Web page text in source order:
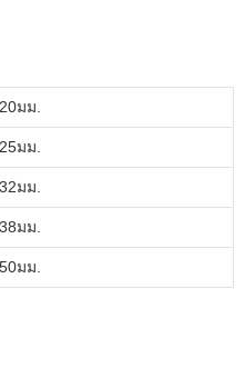
20มม.
25มม.
32มม.
38มม.
50มม.